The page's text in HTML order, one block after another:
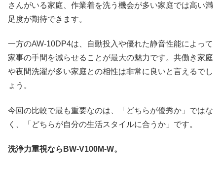
さんがいる家庭、作業着を洗う機会が多い家庭では高い満
足度が期待できます。
一方のAW-10DP4は、自動投入や優れた静音性能によって
家事の手間を減らせることが最大の魅力です。共働き家庭
や夜間洗濯が多い家庭との相性は非常に良いと言えるでし
ょう。
今回の比較で最も重要なのは、「どちらが優秀か」ではな
く、「どちらが自分の生活スタイルに合うか」です。
洗浄力重視ならBW-V100M-W。